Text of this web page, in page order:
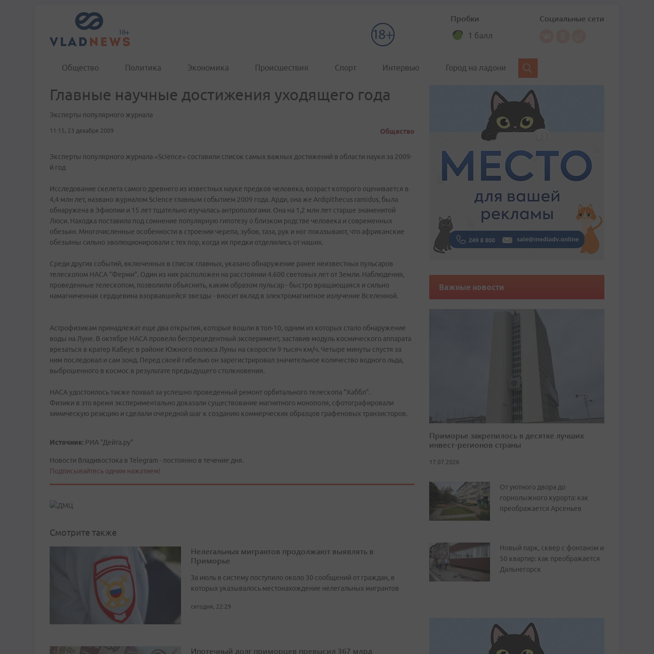
Пробки
1 балл
Социальные сети
Общество Политика Экономика Происшествия Спорт Интервью Город на ладони
Главные научные достижения уходящего года
Эксперты популярного журнала
11:15, 23 декабря 2009 Общество
Эксперты популярного журнала «Science» составили список самых важных достижений в области науки за 2009-
й год
Исследование скелета самого древнего из известных науке предков человека, возраст которого оценивается в
4,4 млн лет, названо журналом Science главным событием 2009 года. Арди, она же Ardipithecus ramidus, была
обнаружена в Эфиопии и 15 лет тщательно изучалась антропологами. Она на 1,2 млн лет старше знаменитой
Люси. Находка поставила под сомнение популярную гипотезу о близком родстве человека и современных
обезьян. Многочисленные особенности в строении черепа, зубов, таза, рук и ног показывают, что африканские
обезьяны сильно эволюционировали с тех пор, когда их предки отделились от наших.
Среди других событий, включенных в список главных, указано обнаружение ранее неизвестных пульсаров
телескопом НАСА "Ферми". Один из них расположен на расстоянии 4.600 световых лет от Земли. Наблюдения,
проведенные телескопом, позволили объяснить, каким образом пульсар - быстро вращающаяся и сильно
намагниченная сердцевина взорвавшейся звезды - вносит вклад в электромагнитное излучение Вселенной.
Астрофизикам принадлежат еще два открытия, которые вошли в топ-10, одним из которых стало обнаружение
воды на Луне. В октябре НАСА провело беспрецедентный эксперимент, заставив модуль космического аппарата
врезаться в кратер Кабеус в районе Южного полюса Луны на скорости 9 тысяч км/ч. Четыре минуты спустя за
ним последовал и сам зонд. Перед своей гибелью он зарегистрировал значительное количество водного льда,
выброшенного в космос в результате предыдущего столкновения.
НАСА удостоилось также похвал за успешно проведенный ремонт орбитального телескопа "Хаббл".
Физики в это время экспериментально доказали существование магнитного монополя, сфотографировали
химическую реакцию и сделали очередной шаг к созданию коммерческих образцов графеновых транзисторов.
Источник: РИА "Дейта.ру"
Новости Владивостока в Telegram - постоянно в течение дня.
Подписывайтесь одним нажатием!
Смотрите также
Нелегальных мигрантов продолжают выявлять в
Приморье
За июль в систему поступило около 30 сообщений от граждан, в
которых указывалось местонахождение нелегальных мигрантов
сегодня, 22:29
Ипотечный долг приморцев превысил 367 млрд
Важные новости
Приморье закрепилось в десятке лучших
инвест-регионов страны
17.07.2026
От уютного двора до
горнолыжного курорта: как
преображается Арсеньев
Новый парк, сквер с фонтаном и
50 квартир: как преображается
Дальнегорск